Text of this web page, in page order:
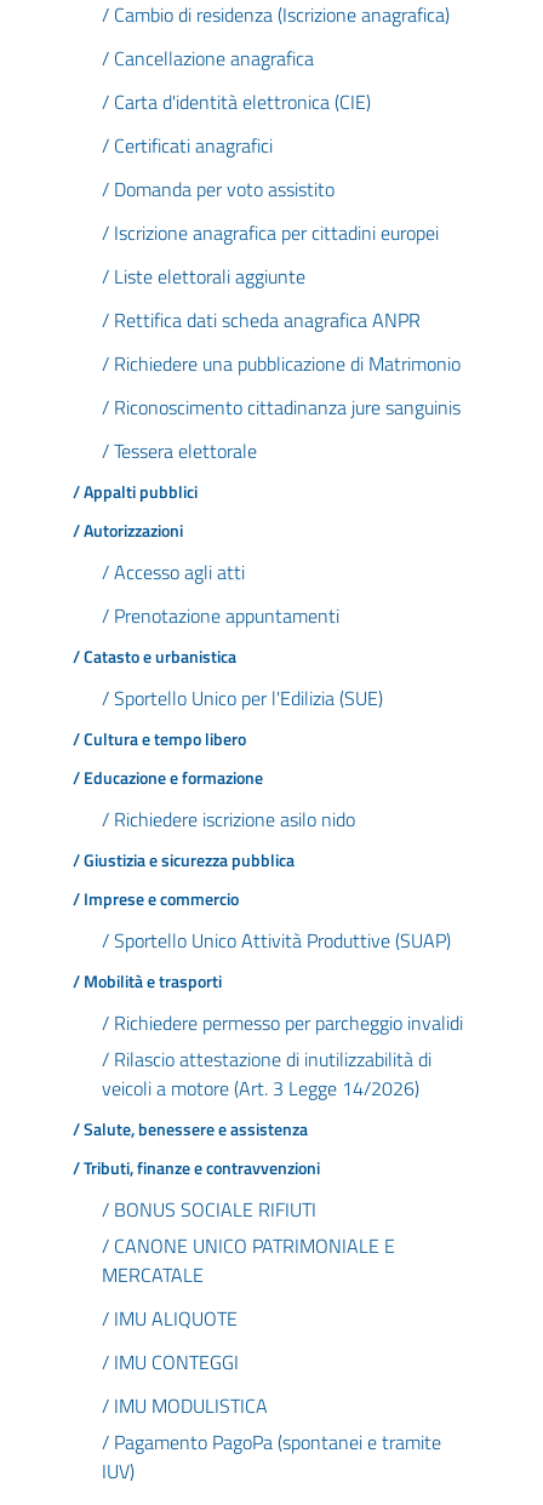
/ Cambio di residenza (Iscrizione anagrafica)
/ Cancellazione anagrafica
/ Carta d'identità elettronica (CIE)
/ Certificati anagrafici
/ Domanda per voto assistito
/ Iscrizione anagrafica per cittadini europei
/ Liste elettorali aggiunte
/ Rettifica dati scheda anagrafica ANPR
/ Richiedere una pubblicazione di Matrimonio
/ Riconoscimento cittadinanza jure sanguinis
/ Tessera elettorale
/ Appalti pubblici
/ Autorizzazioni
/ Accesso agli atti
/ Prenotazione appuntamenti
/ Catasto e urbanistica
/ Sportello Unico per l'Edilizia (SUE)
/ Cultura e tempo libero
/ Educazione e formazione
/ Richiedere iscrizione asilo nido
/ Giustizia e sicurezza pubblica
/ Imprese e commercio
/ Sportello Unico Attività Produttive (SUAP)
/ Mobilità e trasporti
/ Richiedere permesso per parcheggio invalidi
/ Rilascio attestazione di inutilizzabilità di
veicoli a motore (Art. 3 Legge 14/2026)
/ Salute, benessere e assistenza
/ Tributi, finanze e contravvenzioni
/ BONUS SOCIALE RIFIUTI
/ CANONE UNICO PATRIMONIALE E
MERCATALE
/ IMU ALIQUOTE
/ IMU CONTEGGI
/ IMU MODULISTICA
/ Pagamento PagoPa (spontanei e tramite
IUV)